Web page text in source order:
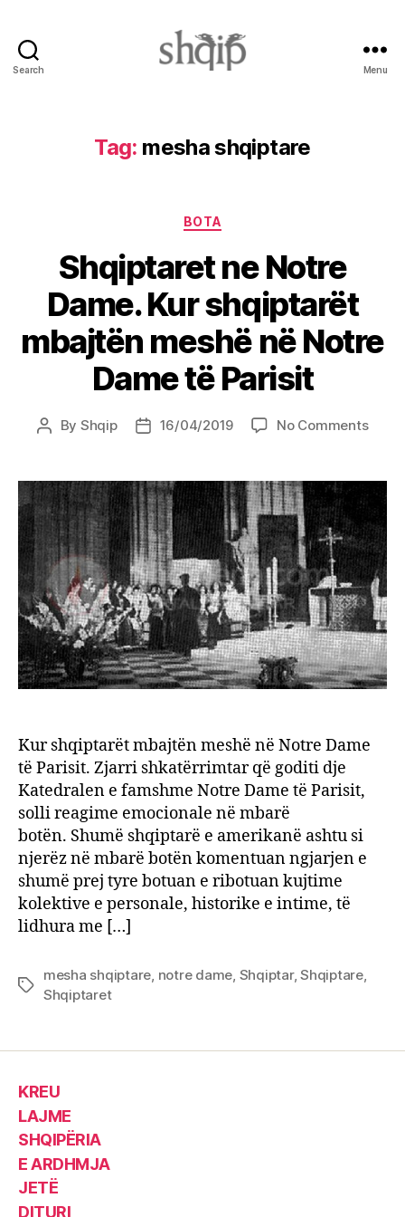
Search Menu
Tag: mesha shqiptare
Categories
BOTA
Shqiptaret ne Notre
Dame. Kur shqiptarët
mbajtën meshë në Notre
Dame të Parisit
Post
By Shqip
Post16/04/2019 No Commentson
Notre
Kur
në
Notre
Dame
të
Kur shqiptarët mbajtën meshë në Notre Dame
të Parisit. Zjarri shkatërrimtar që goditi dje
Katedralen e famshme Notre Dame të Parisit,
solli reagime emocionale në mbarë
botën. Shumë shqiptarë e amerikanë ashtu si
njerëz në mbarë botën komentuan ngjarjen e
shumë prej tyre botuan e ribotuan kujtime
kolektive e personale, historike e intime, të
lidhura me […]
Tags
mesha shqiptare, notre dame, Shqiptar,Shqiptare,
Shqiptaret
KREU
LAJME
SHQIPËRIA
E ARDHMJA
JETË
DITURI